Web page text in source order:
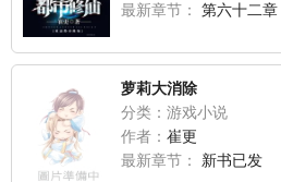
最新章节：
第六十二
萝莉大消除
分类：游戏小说
作者： 崔更
最新章节：
新书已发